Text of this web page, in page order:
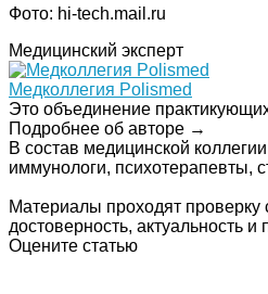
Фото: hi-tech.mail.ru
Медицинский эксперт
Медколлегия Polismed
Это объединение
Подробнее об авторе →
В состав медицинской
иммунологи, психотерапевты,
Материалы проходят проверку
достоверность, актуальность
Оцените статью